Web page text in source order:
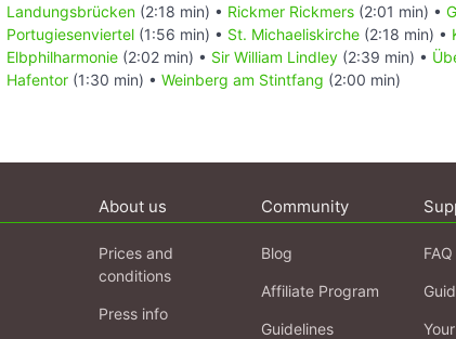
Landungsbrücken (2:18 min) • Rickmer Rickmers (2:01 min) •
Portugiesenviertel (1:56 min) • St. Michaeliskirche (2:18 min) •
Elbphilharmonie (2:02 min) • Sir William Lindley (2:39 min) •
Hafentor (1:30 min) • Weinberg am Stintfang (2:00 min)
About us
Prices and
conditions
Press info
Community
Blog
Affiliate Program
Guidelines
FAQ